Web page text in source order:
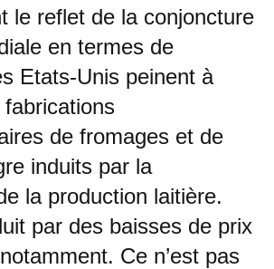
le reflet de la conjoncture
en termes de
Etats-Unis peinent à
de fromages et de
induits par la
la production laitière.
par des baisses de prix
Ce n’est pas